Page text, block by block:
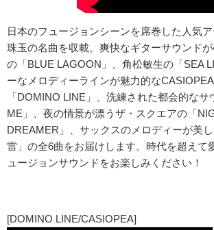
日本のフュージョンシーンを席巻した人気
珠玉の名曲を収載。爽快なギターサウンド
の「BLUE LAGOON」、角松敏生の「SEA
ーなメロディーラインが魅力的な
「DOMINO LINE」、洗練された都会的なサ
ME」、夜の情景が漂うザ・スクエアの「
DREAMER」、サックスのメロディーが美
雷」の全6曲をお届けします。時代を超えて
ュージョンサウンドをお楽しみください！
[DOMINO LINE/CASIOPEA]